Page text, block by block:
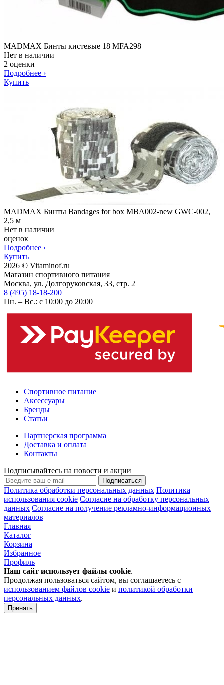
MADMAX Бинты кистевые 18 MFA298
Нет в наличии
2 оценки
Подробнее ›
Купить
MADMAX Бинты Bandages for box MBA002-new GWC-002,
2,5 м
Нет в наличии
оценок
Подробнее ›
Купить
2026 © Vitaminof.ru
Магазин спортивного питания
Москва, ул. Долгоруковская, 33, стр. 2
8 (495) 18-18-200
Пн. – Вс.: с 10:00 до 20:00
Спортивное питание
Аксессуары
Бренды
Статьи
Партнерская программа
Доставка и оплата
Контакты
Подписывайтесь на новости и акции
Подписаться
Политика обработки персональных данных Политика
использования cookie Согласие на обработку персональных
данных Согласие на получение рекламно-информационных
материалов
Главная
Каталог
Корзина
Избранное
Профиль
Наш сайт использует файлы cookie.
Продолжая пользоваться сайтом, вы соглашаетесь с
использованием файлов cookie и политикой обработки
персональных данных.
Принять